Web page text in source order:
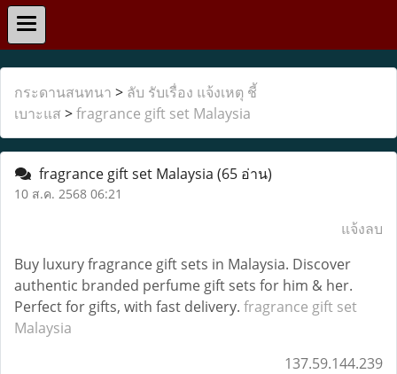
กระดานสนทนา > ลับ รับเรื่อง แจ้งเหตุ ชี้
เบาะแส >fragrance gift set Malaysia
fragrance gift set Malaysia (65 อ่าน)
10 ส.ค. 2568 06:21
แจ้งลบ
Buy luxury fragrance gift sets in Malaysia. Discover
authentic branded perfume gift sets for him & her.
Perfect for gifts, with fast delivery. fragrance gift set
Malaysia
137.59.144.239